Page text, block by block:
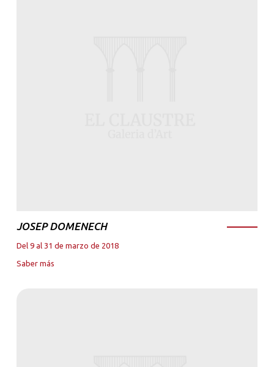
JOSEP DOMENECH
Del 9 al 31 de marzo de 2018
Saber más